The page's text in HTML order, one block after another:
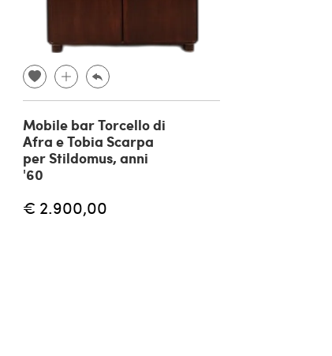
Mobile bar Torcello di
Afra e Tobia Scarpa
per Stildomus, anni
'60
€ 2.900,00